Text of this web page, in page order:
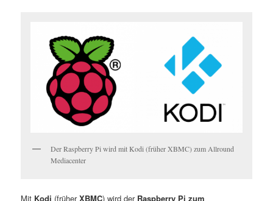
Der Raspberry Pi wird mit Kodi (früher XBMC) zum Allround
Mediacenter
Mit Kodi (früherXBMC) wird der Raspberry Pi zum